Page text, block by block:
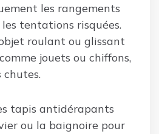
les rangements
tentations risquées.
roulant ou glissant
jouets ou chiffons,
chutes.
tapis antidérapants
ou la baignoire pour